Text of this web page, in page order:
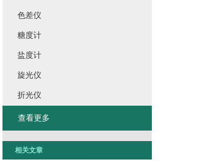
色差仪
糖度计
盐度计
旋光仪
折光仪
查看更多
相关文章